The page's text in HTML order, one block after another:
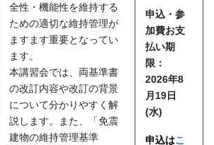
全性・機能性を維持する
ための適切な維持管理が
ますます重要となってい
ます。
本講習会では、両基準書
の改訂内容や改訂の背景
について分かりやすく解
説します。また、「免震
建物の維持管理基準
申込・参
加費お支
払い期
限：
2026年8
月19日
(水)
申込はこ